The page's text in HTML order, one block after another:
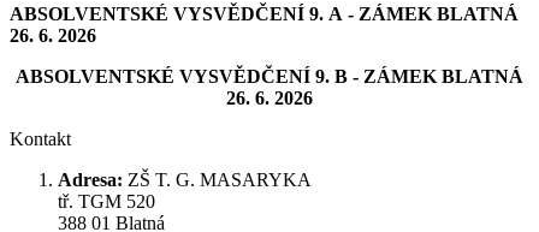
ABSOLVENTSKÉ VYSVĚDČENÍ 9. A - ZÁMEK BLATNÁ
26. 6. 2026
ABSOLVENTSKÉ VYSVĚDČENÍ 9. B - ZÁMEK BLATNÁ
26. 6. 2026
Kontakt
Adresa: ZŠ T. G. MASARYKA
tř. TGM 520
388 01 Blatná